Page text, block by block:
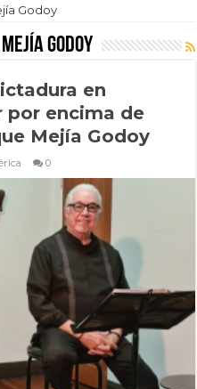
Godoy
Godoy
en
por encima de
Mejía Godoy
0